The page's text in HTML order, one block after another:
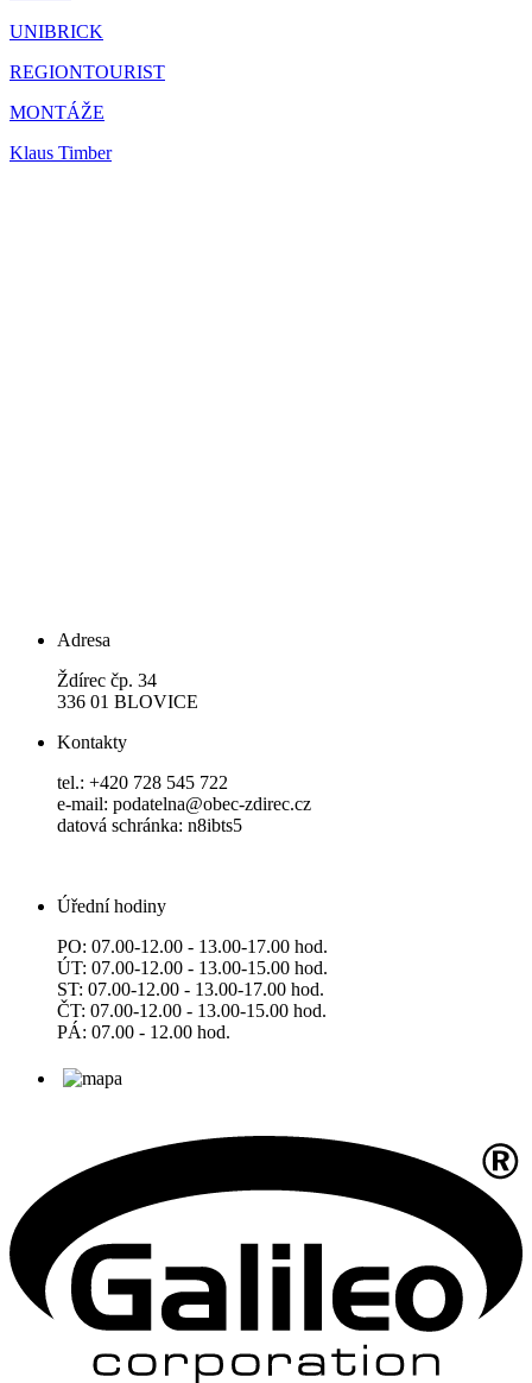
UNIBRICK
REGIONTOURIST
MONTÁŽE
Klaus Timber
Adresa
Ždírec čp. 34
336 01 BLOVICE
Kontakty
tel.: +420 728 545 722
e-mail: podatelna@obec-zdirec.cz
datová schránka: n8ibts5
Úřední hodiny
PO: 07.00-12.00 - 13.00-17.00 hod.
ÚT: 07.00-12.00 - 13.00-15.00 hod.
ST: 07.00-12.00 - 13.00-17.00 hod.
ČT: 07.00-12.00 - 13.00-15.00 hod.
PÁ: 07.00 - 12.00 hod.